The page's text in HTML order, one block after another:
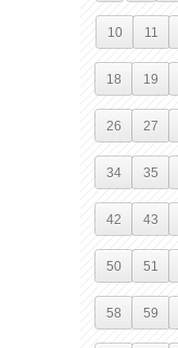
10 11
18 19
26 27
34 35
42 43
50 51
58 59